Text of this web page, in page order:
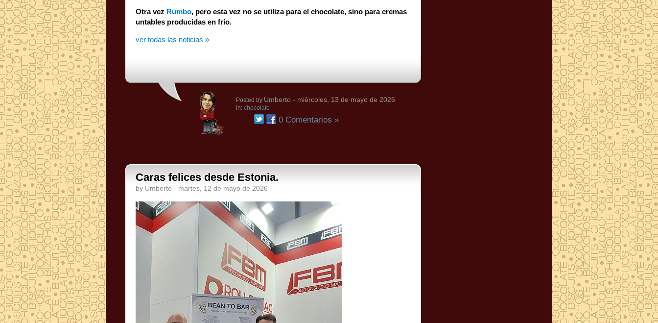
Otra vez Rumbo, pero esta vez no se utiliza para el chocolate, sino para cremas
untables producidas en frío.
ver todas las noticias »
Posted by Umberto - miércoles, 13 de mayo de 2026
in: chocolate
0 Comentarios »
Caras felices desde Estonia.
by Umberto - martes, 12 de mayo de 2026